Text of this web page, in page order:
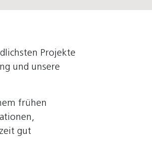
Projekte
und unsere
frühen
gut